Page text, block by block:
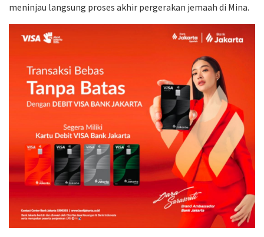
meninjau langsung proses akhir pergerakan jemaah di Mina.